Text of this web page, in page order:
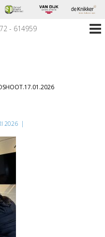
- 614959
2026 |